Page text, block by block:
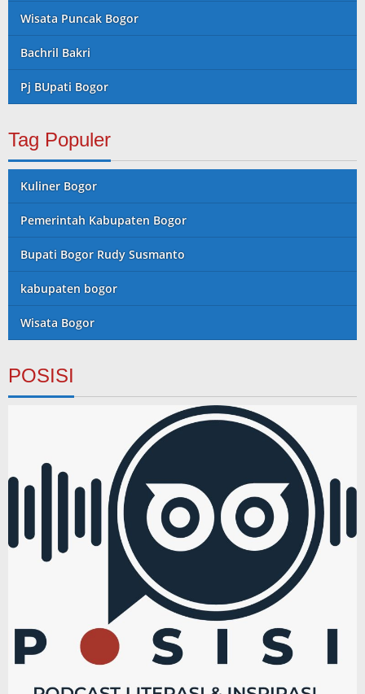
Wisata Puncak Bogor
Bachril Bakri
Pj BUpati Bogor
Tag Populer
Kuliner Bogor
Pemerintah Kabupaten Bogor
Bupati Bogor Rudy Susmanto
kabupaten bogor
Wisata Bogor
POSISI